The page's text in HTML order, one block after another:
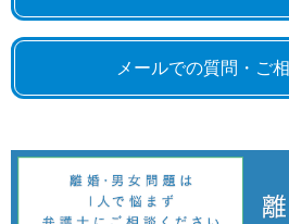
メールでの質問・ご